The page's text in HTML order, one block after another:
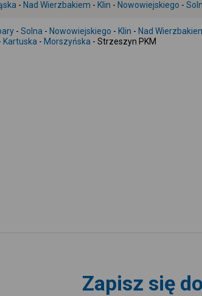
- Nad Wierzbakiem - Klin - Nowowiejskiego -
- Solna - Nowowiejskiego - Klin - Nad
Kartuska - Morszyńska - Strzeszyn PKM
Zapisz się